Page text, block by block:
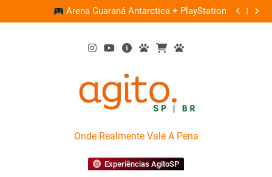
to
Arena Guaraná Antarctica + PlayStation
AgitoSP
Onde Realmente Vale A Pena
Experiências AgitoSP